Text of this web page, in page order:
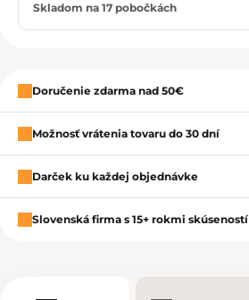
Zavrieť
Skladom na 17 pobočkách
Doručenie zdarma nad 50€
Možnosť vrátenia tovaru do 30 dní
Darček ku každej objednávke
Slovenská firma s 15+ rokmi skúseností